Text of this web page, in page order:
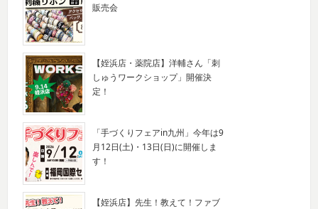
販売会
【姪浜店・薬院店】洋輔さん「刺
しゅうワークショップ」開催決
定！
「手づくりフェアin九州」今年は9
月12日(土)・13日(日)に開催しま
す！
【姪浜店】先生！教えて！ファブ